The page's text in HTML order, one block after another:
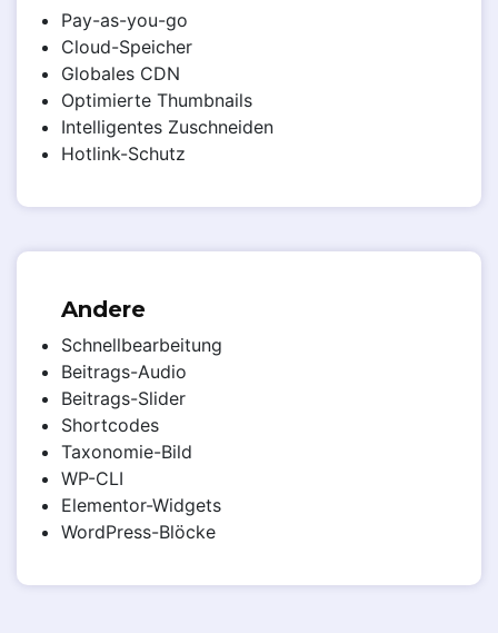
Pay-as-you-go
Cloud-Speicher
Globales CDN
Optimierte Thumbnails
Intelligentes Zuschneiden
Hotlink-Schutz
Andere
Schnellbearbeitung
Beitrags-Audio
Beitrags-Slider
Shortcodes
Taxonomie-Bild
WP-CLI
Elementor-Widgets
WordPress-Blöcke